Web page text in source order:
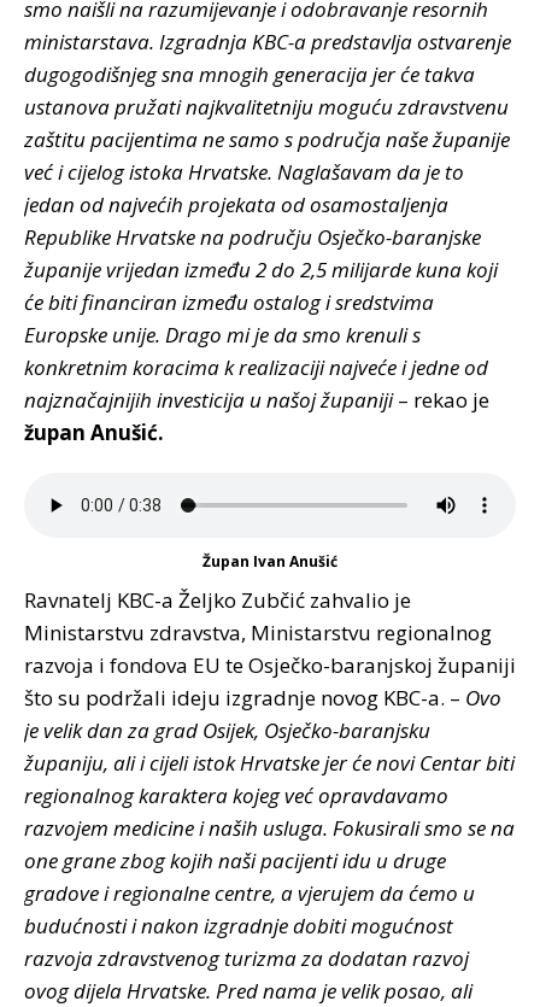
smo naišli na razumijevanje i odobravanje resornih
ministarstava. Izgradnja KBC-a predstavlja ostvarenje
dugogodišnjeg sna mnogih generacija jer će takva
ustanova pružati najkvalitetniju moguću zdravstvenu
zaštitu pacijentima ne samo s područja naše županije
već i cijelog istoka Hrvatske. Naglašavam da je to
jedan od najvećih projekata od osamostaljenja
Republike Hrvatske na području Osječko-baranjske
županije vrijedan između 2 do 2,5 milijarde kuna koji
će biti financiran između ostalog i sredstvima
Europske unije. Drago mi je da smo krenuli s
konkretnim koracima k realizaciji najveće i jedne od
najznačajnijih investicija u našoj županiji– rekao je
župan Anušić.
Župan Ivan Anušić
Ravnatelj KBC-a Željko Zubčić zahvalio je
Ministarstvu zdravstva, Ministarstvu regionalnog
razvoja i fondova EU te Osječko-baranjskoj županiji
što su podržali ideju izgradnje novog KBC-a. – Ovo
je velik dan za grad Osijek, Osječko-baranjsku
županiju, ali i cijeli istok Hrvatske jer će novi Centar biti
regionalnog karaktera kojeg već opravdavamo
razvojem medicine i naših usluga. Fokusirali smo se na
one grane zbog kojih naši pacijenti idu u druge
gradove i regionalne centre, a vjerujem da ćemo u
budućnosti i nakon izgradnje dobiti mogućnost
razvoja zdravstvenog turizma za dodatan razvoj
ovog dijela Hrvatske. Pred nama je velik posao, ali